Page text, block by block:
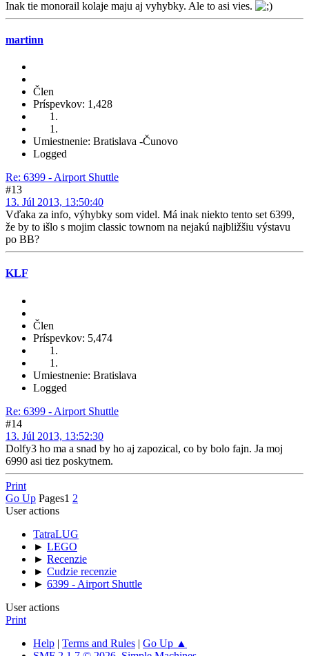
Inak tie monorail kolaje maju aj vyhybky. Ale to asi vies.
martinn
Člen
Príspevkov: 1,428
Umiestnenie: Bratislava -Čunovo
Logged
Re: 6399 - Airport Shuttle
#13
13. Júl 2013, 13:50:40
Vďaka za info, výhybky som videl. Má inak niekto tento set 6399,
že by to išlo s mojim classic townom na nejakú najbližšiu výstavu
po BB?
KLF
Člen
Príspevkov: 5,474
Umiestnenie: Bratislava
Logged
Re: 6399 - Airport Shuttle
#14
13. Júl 2013, 13:52:30
Dolfy3 ho ma a snad by ho aj zapozical, co by bolo fajn. Ja moj
6990 asi tiez poskytnem.
Print
Go Up Pages1 2
User actions
TatraLUG
► LEGO
► Recenzie
► Cudzie recenzie
► 6399 - Airport Shuttle
User actions
Print
Help | Terms and Rules | Go Up ▲